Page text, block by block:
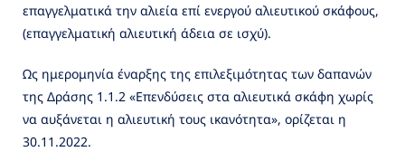
επαγγελματικά την αλιεία επί ενεργού αλιευτικού σκάφους,
(επαγγελματική αλιευτική άδεια σε ισχύ).
Ως ημερομηνία έναρξης της επιλεξιμότητας των δαπανών
της Δράσης 1.1.2 «Επενδύσεις στα αλιευτικά σκάφη χωρίς
να αυξάνεται η αλιευτική τους ικανότητα», ορίζεται η
30.11.2022.